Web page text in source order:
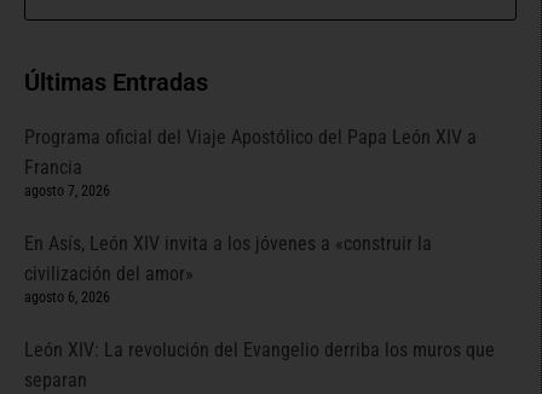
Últimas Entradas
Programa oficial del Viaje Apostólico del Papa León XIV a
Francia
agosto 7, 2026
En Asís, León XIV invita a los jóvenes a «construir la
civilización del amor»
agosto 6, 2026
León XIV: La revolución del Evangelio derriba los muros que
separan